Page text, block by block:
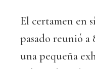
El certamen en
pasado reunió a
una pequeña